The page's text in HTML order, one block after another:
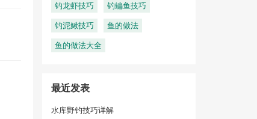
钓龙虾技巧 钓鳊鱼技巧
钓泥鳅技巧 鱼的做法
鱼的做法大全
最近发表
水库野钓技巧详解